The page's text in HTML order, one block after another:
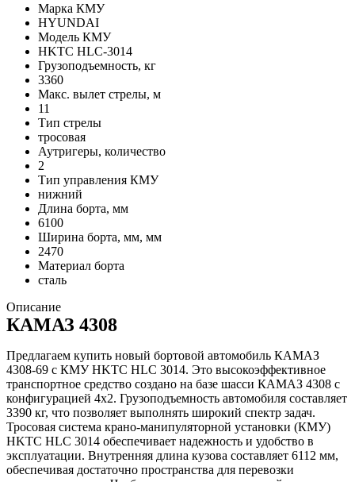
Марка КМУ
HYUNDAI
Модель КМУ
HKTC HLC-3014
Грузоподъемность, кг
3360
Макс. вылет стрелы, м
11
Тип стрелы
тросовая
Аутригеры, количество
2
Тип управления КМУ
нижний
Длина борта, мм
6100
Ширина борта, мм, мм
2470
Материал борта
сталь
Описание
КАМАЗ 4308
Предлагаем купить новый бортовой автомобиль КАМАЗ
4308-69 с КМУ HKTC HLC 3014. Это высокоэффективное
транспортное средство создано на базе шасси КАМАЗ 4308 с
конфигурацией 4х2. Грузоподъемность автомобиля составляет
3390 кг, что позволяет выполнять широкий спектр задач.
Тросовая система крано-манипуляторной установки (КМУ)
HKTC HLC 3014 обеспечивает надежность и удобство в
эксплуатации. Внутренняя длина кузова составляет 6112 мм,
обеспечивая достаточно пространства для перевозки